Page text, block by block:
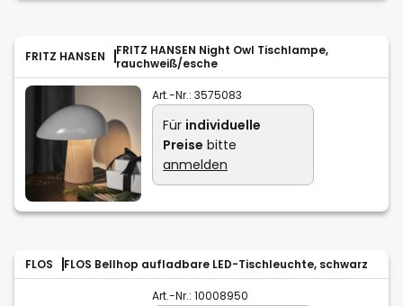
FRITZ HANSEN
FRITZ HANSEN Night Owl Tischlampe,
rauchweiß/esche
Art.-Nr.: 3575083
Für individuelle
Preise bitte
anmelden
FLOS FLOS Bellhop aufladbare LED-Tischleuchte, schwarz
Art.-Nr.: 10008950